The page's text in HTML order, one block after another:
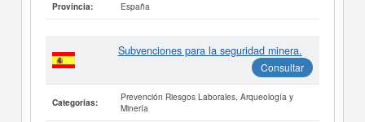
Provincia: España
Subvenciones para la seguridad minera.
Consultar
Categorías:
Prevención Riesgos Laborales, Arqueología y
Minería